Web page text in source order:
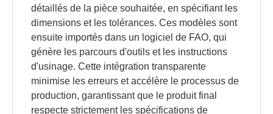
détaillés de la pièce souhaitée, en spécifiant les
dimensions et les tolérances. Ces modèles sont
ensuite importés dans un logiciel de FAO, qui
génère les parcours d'outils et les instructions
d'usinage. Cette intégration transparente
minimise les erreurs et accélère le processus de
production, garantissant que le produit final
respecte strictement les spécifications de